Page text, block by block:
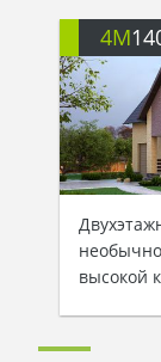
4M
высокой